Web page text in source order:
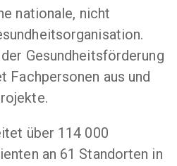
nationale, nicht
Gesundheitsförderung
Fachpersonen aus und
über 114 000
an 61 Standorten in